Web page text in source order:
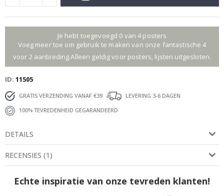
Je hebt toegevoegd 0 van 4 posters
Voeg meer toe om gebruik te maken van onze fantastische 4
voor 2 aanbieding.Alleen geldig voor posters, lijsten uitgesloten.
ID 11505
GRATIS VERZENDING VANAF €39
LEVERING 3-6 DAGEN
100% TEVREDENHEID GEGARANDEERD
DETAILS
RECENSIES (1 )
Echte inspiratie van onze tevreden klanten!